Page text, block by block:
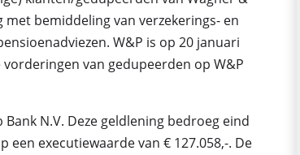
met bemiddeling van verzekerings- en
W&P is op 20 januari
van gedupeerden op W&P
N.V. Deze geldlening bedroeg eind
een executiewaarde van € 127.058,-. De